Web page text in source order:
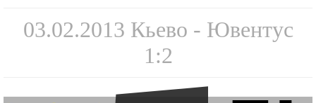
03.02.2013 Кьево - Ювентус
1:2